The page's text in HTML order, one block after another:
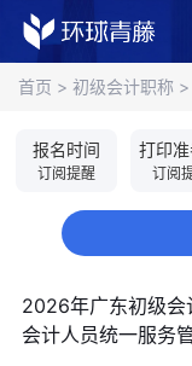
首页 > 初级会计职称 >
报名时间
订阅提醒
打印
订阅
2026年广东初级会
会计人员统一服务